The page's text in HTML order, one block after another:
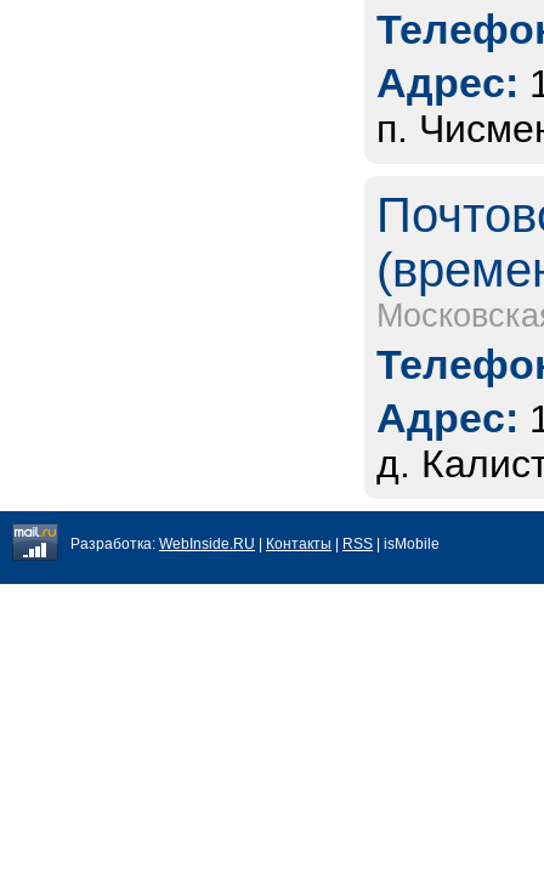
Адрес:
п.
Адрес:
д.
Разработка: WebInside.RU Контакты RSS | isMobile